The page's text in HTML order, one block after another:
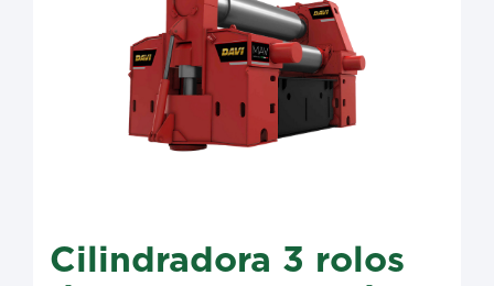
Cilindradora 3 rolos